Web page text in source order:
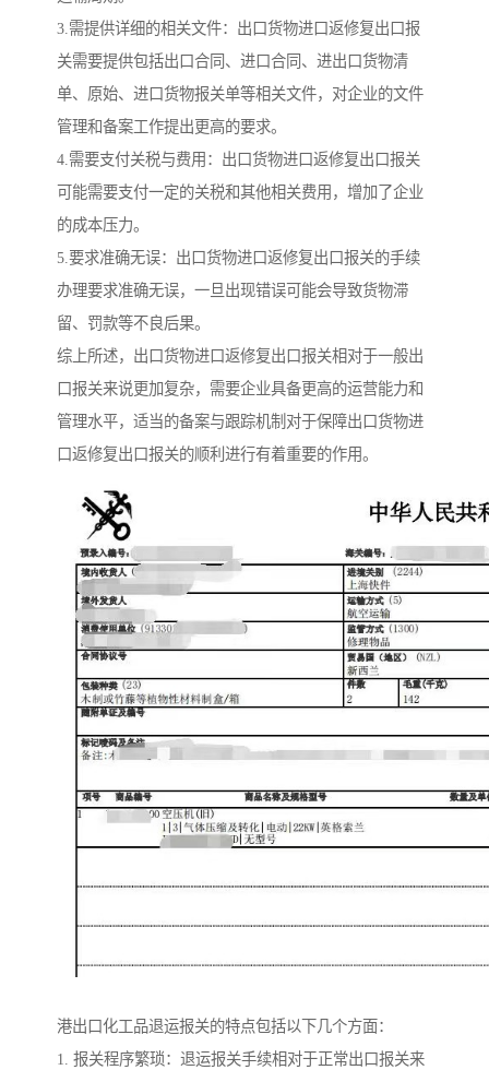
3.需提供详细的相关文件：出口货物进口返修复出口报
关需要提供包括出口合同、进口合同、进出口货物清
单、原始、进口货物报关单等相关文件，对企业的文件
管理和备案工作提出更高的要求。
4.需要支付关税与费用：出口货物进口返修复出口报关
可能需要支付一定的关税和其他相关费用，增加了企业
的成本压力。
5.要求准确无误：出口货物进口返修复出口报关的手续
办理要求准确无误，一旦出现错误可能会导致货物滞
留、罚款等不良后果。
综上所述，出口货物进口返修复出口报关相对于一般出
口报关来说更加复杂，需要企业具备更高的运营能力和
管理水平，适当的备案与跟踪机制对于保障出口货物进
口返修复出口报关的顺利进行有着重要的作用。
港出口化工品退运报关的特点包括以下几个方面：
1. 报关程序繁琐：退运报关手续相对于正常出口报关来